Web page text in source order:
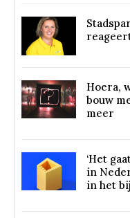
Hoera,
bouw
meer
‘Het
in
in het